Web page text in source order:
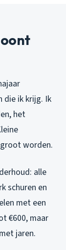
die ik krijg. Ik
het
worden.
alle
schuren en
met een
€600, maar
jaren.